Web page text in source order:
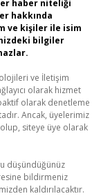
haber niteliği
hakkında
ve kişiler ile isim
bilgiler
ve İletişim
olarak hizmet
olarak denetleme
Ancak, üyelerimiz
siteye üye olarak
düşündüğünüz
bildirmeniz
kaldırılacaktır.